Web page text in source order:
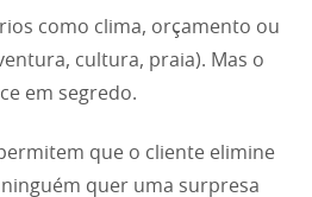
como clima, orçamento ou
cultura, praia). Mas o
em segredo.
que o cliente elimine
ninguém quer uma surpresa